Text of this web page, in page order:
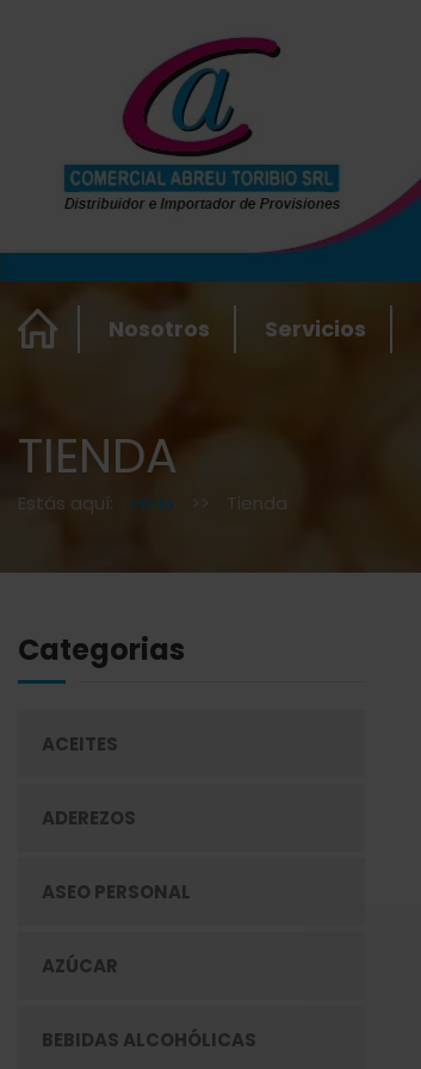
Nosotros Servicios
TIENDA
Estás aquí: Inicio >> Tienda
Categorias
ACEITES
ADEREZOS
ASEO PERSONAL
AZÚCAR
BEBIDAS ALCOHÓLICAS